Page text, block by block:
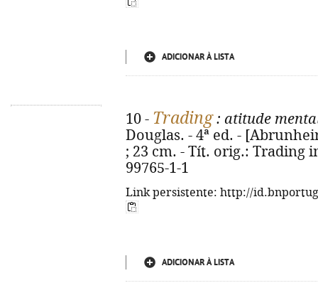
ADICIONAR À LISTA
10 - Trading: atitude
Douglas. - 4ª ed. -
; 23 cm. - Tít. orig.: Trading
99765-1-1
Link persistente: http://
ADICIONAR À LISTA